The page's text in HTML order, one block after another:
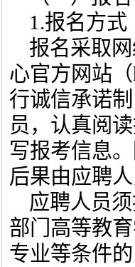
1.报名方式
报名采取
心官方网站
行诚信承诺
员，认真阅
写报考信息
后果由应聘
应聘人员
部门高等教
专业等条件